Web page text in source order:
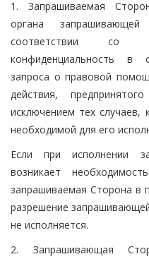
1. Запрашиваемая
органа
соответствии со
конфиденциальность в
запроса о правовой
действия,
исключением тех случаев,
необходимой для его
Если при исполнении
возникает
запрашиваемая Сторона в
разрешение
не исполняется.
2. Запрашивающая